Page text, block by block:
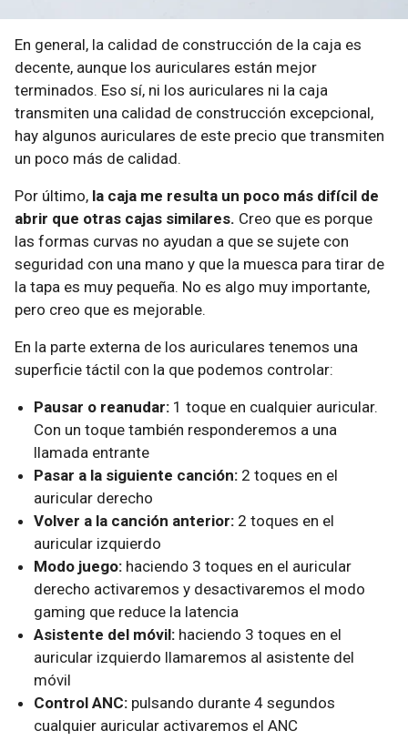
En general, la calidad de construcción de la caja es
decente, aunque los auriculares están mejor
terminados. Eso sí, ni los auriculares ni la caja
transmiten una calidad de construcción excepcional,
hay algunos auriculares de este precio que transmiten
un poco más de calidad.
Por último, la caja me resulta un poco más difícil de
abrir que otras cajas similares. Creo que es porque
las formas curvas no ayudan a que se sujete con
seguridad con una mano y que la muesca para tirar de
la tapa es muy pequeña. No es algo muy importante,
pero creo que es mejorable.
En la parte externa de los auriculares tenemos una
superficie táctil con la que podemos controlar:
Pausar o reanudar: 1 toque en cualquier auricular.
Con un toque también responderemos a una
llamada entrante
Pasar a la siguiente canción: 2 toques en el
auricular derecho
Volver a la canción anterior: 2 toques en el
auricular izquierdo
Modo juego: haciendo 3 toques en el auricular
derecho activaremos y desactivaremos el modo
gaming que reduce la latencia
Asistente del móvil: haciendo 3 toques en el
auricular izquierdo llamaremos al asistente del
móvil
Control ANC: pulsando durante 4 segundos
cualquier auricular activaremos el ANC